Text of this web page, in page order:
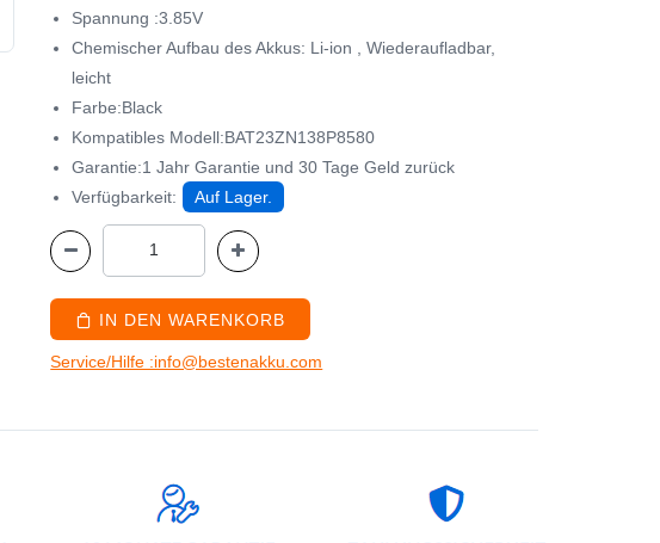
Spannung :3.85V
Chemischer Aufbau des Akkus: Li-ion , Wiederaufladbar,
leicht
Farbe:Black
Kompatibles Modell:BAT23ZN138P8580
Garantie:1 Jahr Garantie und 30 Tage Geld zurück
Verfügbarkeit:
Auf Lager.
IN DEN WARENKORB
Service/Hilfe :info@bestenakku.com